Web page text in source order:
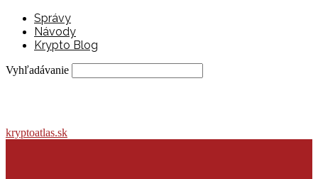
Správy
Návody
Krypto Blog
Vyhľadávanie
kryptoatlas.sk